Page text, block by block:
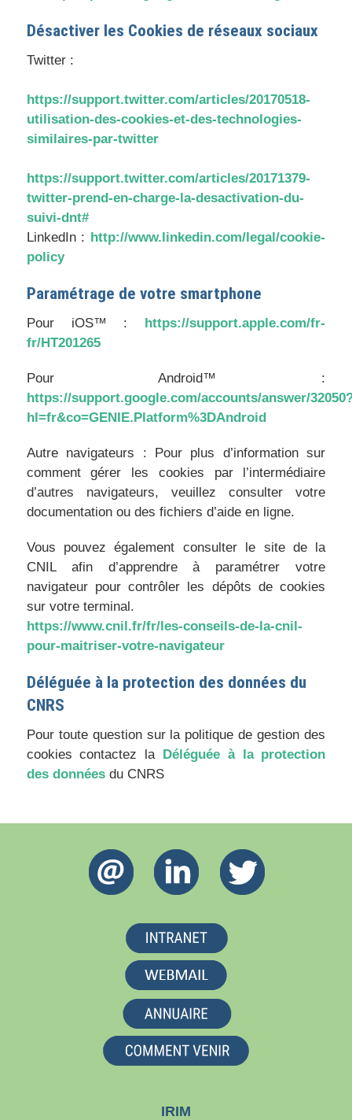
Désactiver les Cookies de réseaux sociaux
Twitter :
https://support.twitter.com/articles/20170518-
utilisation-des-cookies-et-des-technologies-
similaires-par-twitter
https://support.twitter.com/articles/20171379-
twitter-prend-en-charge-la-desactivation-du-
suivi-dnt#
LinkedIn : http://www.linkedin.com/legal/cookie-
policy
Paramétrage de votre smartphone
Pour iOS™ : https://support.apple.com/fr-
fr/HT201265
Pour Android™ :
https://support.google.com/accounts/answer/
hl=fr&co=GENIE.Platform%3DAndroid
Autre navigateurs : Pour plus d’information sur
comment gérer les cookies par l’intermédiaire
d’autres navigateurs, veuillez consulter votre
documentation ou des fichiers d’aide en ligne.
Vous pouvez également consulter le site de la
CNIL afin d’apprendre à paramétrer votre
navigateur pour contrôler les dépôts de cookies
sur votre terminal.
https://www.cnil.fr/fr/les-conseils-de-la-cnil-
pour-maitriser-votre-navigateur
Déléguée à la protection des données du
CNRS
Pour toute question sur la politique de gestion des
cookies contactez la Déléguée à la protection
des donnéesdu CNRS
IRIM